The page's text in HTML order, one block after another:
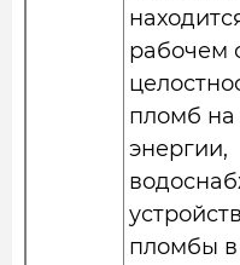
рабочем
пломб
энергии,
пломбы